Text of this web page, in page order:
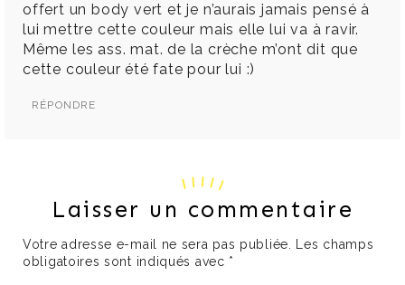
offert un body vert et je n’aurais jamais pensé à
lui mettre cette couleur mais elle lui va à ravir.
Même les ass. mat. de la crèche m’ont dit que
cette couleur été fate pour lui :)
RÉPONDRE
Laisser un commentaire
Votre adresse e-mail ne sera pas publiée. Les champs
obligatoires sont indiqués avec *